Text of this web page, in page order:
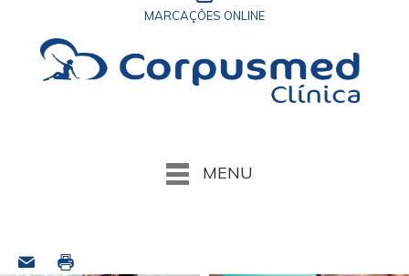
MARCAÇÔES ONLINE
MENU